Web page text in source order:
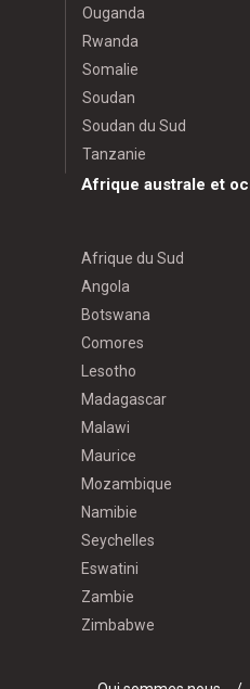
Ouganda
Rwanda
Somalie
Soudan
Soudan du Sud
Tanzanie
Afrique australe et
Afrique du Sud
Angola
Botswana
Comores
Lesotho
Madagascar
Malawi
Maurice
Mozambique
Namibie
Seychelles
Eswatini
Zambie
Zimbabwe